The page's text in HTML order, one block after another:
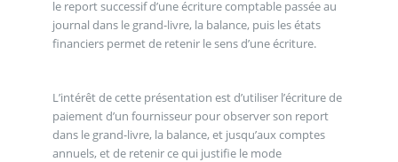
le report successif d’une écriture comptable passée au
journal dans le grand-livre, la balance, puis les états
financiers permet de retenir le sens d’une écriture.
L’intérêt de cette présentation est d’utiliser l’écriture de
paiement d’un fournisseur pour observer son report
dans le grand-livre, la balance, et jusqu’aux comptes
annuels, et de retenir ce qui justifie le mode